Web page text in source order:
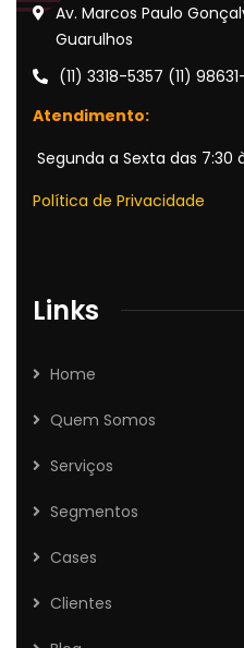
Av. Marcos Paulo
Guarulhos
(11) 3318-5357 (11)
Atendimento:
Segunda a Sexta das 7:30
Política de Privacidade
Links
Home
Quem Somos
Serviços
Segmentos
Cases
Clientes